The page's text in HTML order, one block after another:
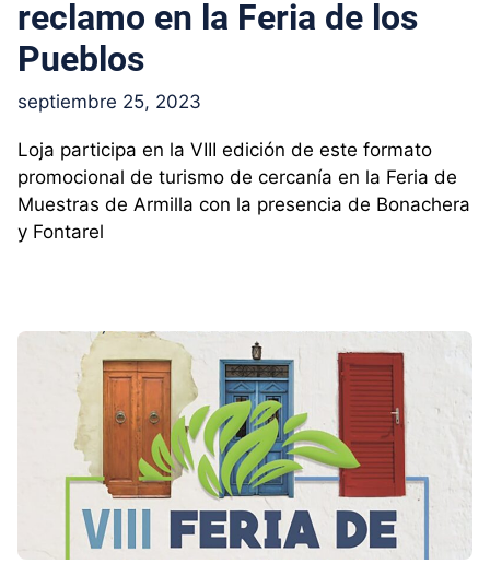
reclamo en la Feria de los
Pueblos
septiembre 25, 2023
Loja participa en la VIII edición de este formato
promocional de turismo de cercanía en la Feria de
Muestras de Armilla con la presencia de Bonachera
y Fontarel